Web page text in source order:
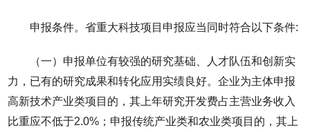
申报条件。省重大科技项目申报应当同时符合以下条件:
（一）申报单位有较强的研究基础、人才队伍和创新实
力，已有的研究成果和转化应用实绩良好。企业为主体申报
高新技术产业类项目的，其上年研究开发费占主营业务收入
比重应不低于2.0%；申报传统产业类和农业类项目的，其上